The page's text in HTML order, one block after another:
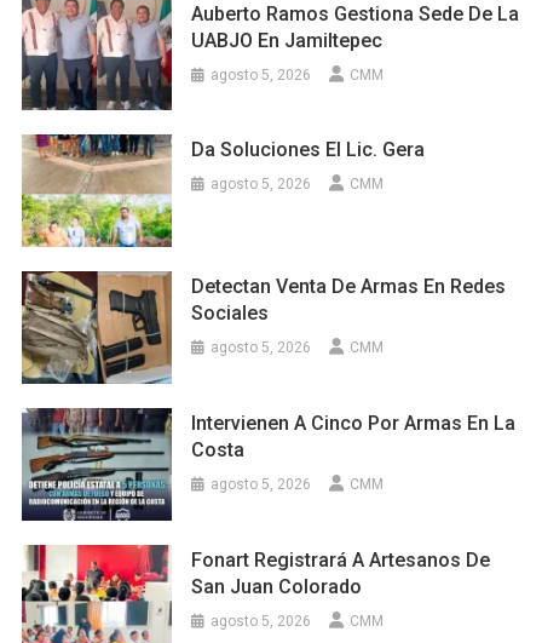
Auberto Ramos Gestiona Sede De La
UABJO En Jamiltepec
agosto 5, 2026 CMM
Da Soluciones El Lic. Gera
agosto 5, 2026 CMM
Detectan Venta De Armas En Redes
Sociales
agosto 5, 2026 CMM
Intervienen A Cinco Por Armas En La
Costa
agosto 5, 2026 CMM
Fonart Registrará A Artesanos De
San Juan Colorado
agosto 5, 2026 CMM